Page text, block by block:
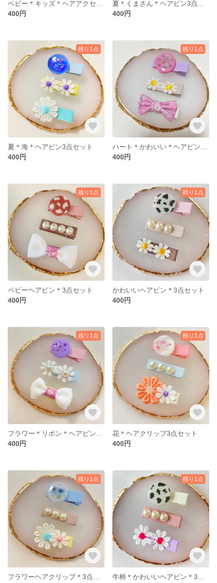
400円
400円
残り1点
夏＊海＊ヘアピン3点セット
400円
残り1点
400円
残り1点
ベビーヘアピン＊3点セット
400円
残り1点
かわいいヘアピン＊3点セット
400円
残り1点
400円
残り1点
花＊ヘアクリップ3点セット
400円
残り1点 残り1点